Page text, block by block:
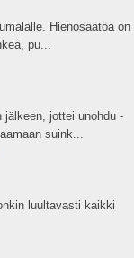
Hienosäätöä on
pu...
jälkeen, jottei unohdu -
suink...
luultavasti kaikki